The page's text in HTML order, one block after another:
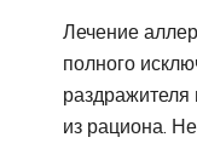
Лечение
полного
раздражителя
из рациона.